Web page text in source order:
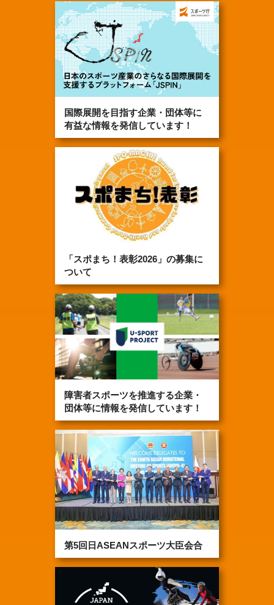
国際展開を目指す企業・団体等に
有益な情報を発信しています！
「スポまち！表彰2026」の募集に
ついて
障害者スポーツを推進する企業・
団体等に情報を発信しています！
第5回日ASEANスポーツ大臣会合